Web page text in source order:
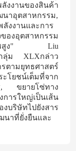
งงานของสินค้า
นาอุตสาหกรรม,
งงานและการ
องอุตสาหกรรม
ภาพสูง" Liu
กลุ่ม XLXกล่าว
รตามยุทธศาสตร์
โยชน์เต็มที่จาก
, ขยายโซ่ทาง
ารใหญ่เป็นเส้น
บริษัทไปยังสาร
นาที่ยั่งยืนและ